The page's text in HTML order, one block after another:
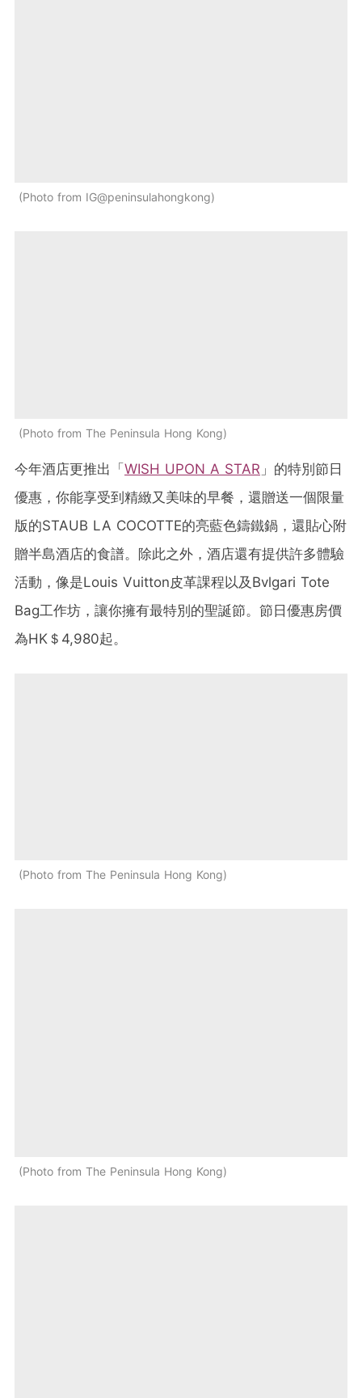
Photo from IG@peninsulahongkong
Photo from The Peninsula Hong Kong
今年酒店更推出「WISH UPON A STAR 」的特別節日
優惠，你能享受到精緻又美味的早餐，還贈送一個限量
版的STAUB LA COCOTTE的亮藍色鑄鐵鍋，還貼心附
贈半島酒店的食譜。除此之外，酒店還有提供許多體驗
活動，像是Louis Vuitton皮革課程以及Bvlgari Tote
Bag工作坊，讓你擁有最特別的聖誕節。節日優惠房價
為HK＄4,980起。
Photo from The Peninsula Hong Kong
Photo from The Peninsula Hong Kong